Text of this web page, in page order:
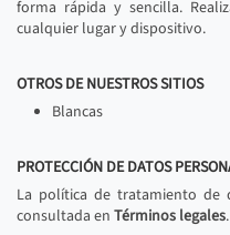
forma rápida y sencilla.
cualquier lugar y dispositivo.
OTROS DE NUESTROS SITIOS
Blancas
PROTECCIÓN DE DATOS
La política de tratamiento de
consultada en Términos legales.